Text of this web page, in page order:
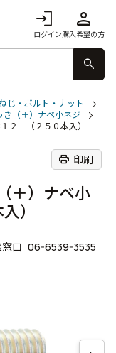
login
ログイン
person
購入希望の方
search
じ・ボルト・ナット
（＋）ナベ小ネジ
２ （２５０本入）
print 印刷
＋）ナベ小
入）
口 06-6539-3535